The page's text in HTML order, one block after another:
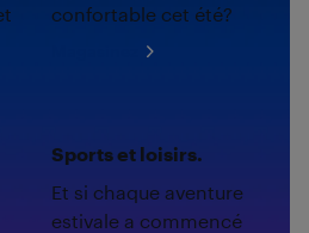
confortable cet été?
Sports et loisirs.
Et si chaque aventure
estivale a commencé